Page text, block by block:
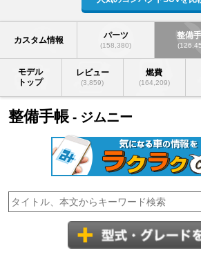
カスタム情報 パーツ
(158,380)
整備
モデル
トップ
レビュー
(3,859)
燃費
(164,209)
整備手帳 - ジムニー